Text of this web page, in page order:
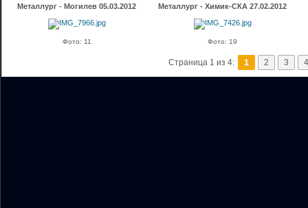
Металлург - Могилев 05.03.2012
Фото: 11
Металлург - Химик-СКА 27.02.2012
Фото: 19
Страница 1 из 4: 1 2 3 4